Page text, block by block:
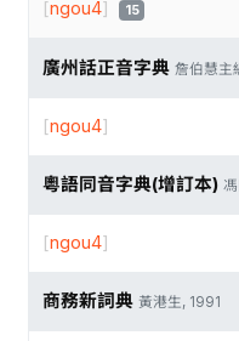
[ngou4] 15
廣州話正音字典 詹伯慧
[ngou4]
粵語同音字典(增訂本)
[ngou4]
商務新詞典 黃港生, 1991